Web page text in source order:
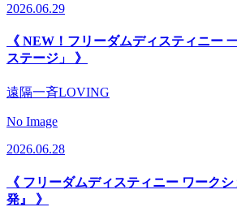
2026.06.29
《 NEW！フリーダムディスティニー
ステージ」 》
遠隔一斉LOVING
No Image
2026.06.28
《 フリーダムディスティニー ワーク
発』 》